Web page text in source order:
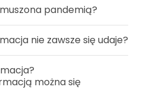
pandemią?
nie zawsze się udaje?
można się